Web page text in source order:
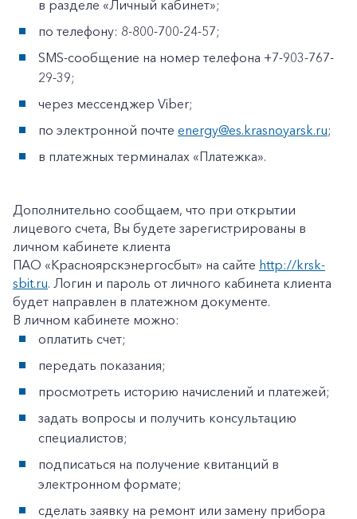
Частным клиентам
Корпоративным клиентам
в разделе «Личный кабинет»;
по телефону: 8-800-700-24-57;
SMS-сообщение на номер телефона +7-903-767-
29-39;
через мессенджер Viber;
по электронной почте energy@es.krasnoyarsk.ru;
в платежных терминалах «Платежка».
Дополнительно сообщаем, что при открытии
лицевого счета, Вы будете зарегистрированы в
личном кабинете клиента
ПАО «Красноярскэнергосбыт» на сайте http://krsk-
sbit.ru. Логин и пароль от личного кабинета клиента
будет направлен в платежном документе.
В личном кабинете можно:
оплатить счет;
передать показания;
просмотреть историю начислений и платежей;
задать вопросы и получить консультацию
специалистов;
подписаться на получение квитанций в
электронном формате;
сделать заявку на ремонт или замену прибора